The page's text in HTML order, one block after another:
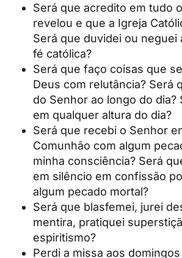
Será que acredito em tudo
revelou e que a Igreja
Será que duvidei ou neguei
fé católica?
Será que faço coisas que
Deus com relutância? Será
do Senhor ao longo do dia?
em qualquer altura do dia?
Será que recebi o Senhor
Comunhão com algum
minha consciência? Será
em silêncio em confissão
algum pecado mortal?
Será que blasfemei, jurei
mentira, pratiquei
espiritismo?
Perdi a missa aos